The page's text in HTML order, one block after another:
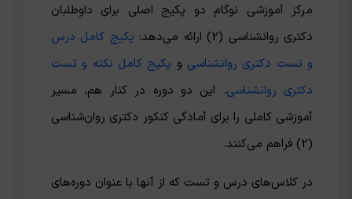
مرکز آموزشی نوگام دو پکیج اصلی برای داوطلبان
دکتری روانشناسی (2) ارائه می‌دهد:
پکیج کامل درس
و تست دکتری روانشناسی و پکیج کامل نکته و تست
دکتری روانشناسی. این دو دوره در کنار هم، مسیر
آموزشی کاملی را برای آمادگی کنکور دکتری روان‌شناسی
(2) فراهم می‌کنند.
در کلاس‌های درس و تست که از آنها با عنوان دوره‌های